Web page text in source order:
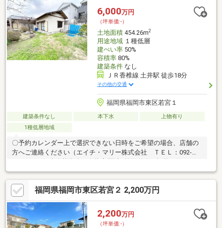
更地です。
6,000万円
（坪単価:-）
土地面積454.26m2
用途地域１種低層
建ぺい率50%
容積率80%
建築条件なし
ＪＲ香椎線 土井駅 徒歩18分
その他の交通
福岡県福岡市東区若宮１
建築条件なし 本下水
上物有り
1種低層地域
〇予約カレンダー上で選択できない日時をご希望の場合、店舗の
方へご連絡ください（エイチ・マリー株式会社 ＴＥＬ：092-
～約4.15ｍです※都市ガスは前面道路本管有り・引き込み管無し●
福岡市東区若宮1丁目の土地！●土地面積454.26㎡（約137.41
坪）！建物面積128.32㎡（約38.81坪）！●木造瓦葺平屋建の古家
付です！●徒歩10分圏内にスーパー、コンビニ、ドラッグストア
があり便利です！●西鉄バス「若宮一丁目」停まで徒歩約2分（約
158ｍ）！〇ぜひお気軽にお問い合わせください！
福岡県福岡市東区若宮２ 2,200万円
2,200万円
（坪単価:-）